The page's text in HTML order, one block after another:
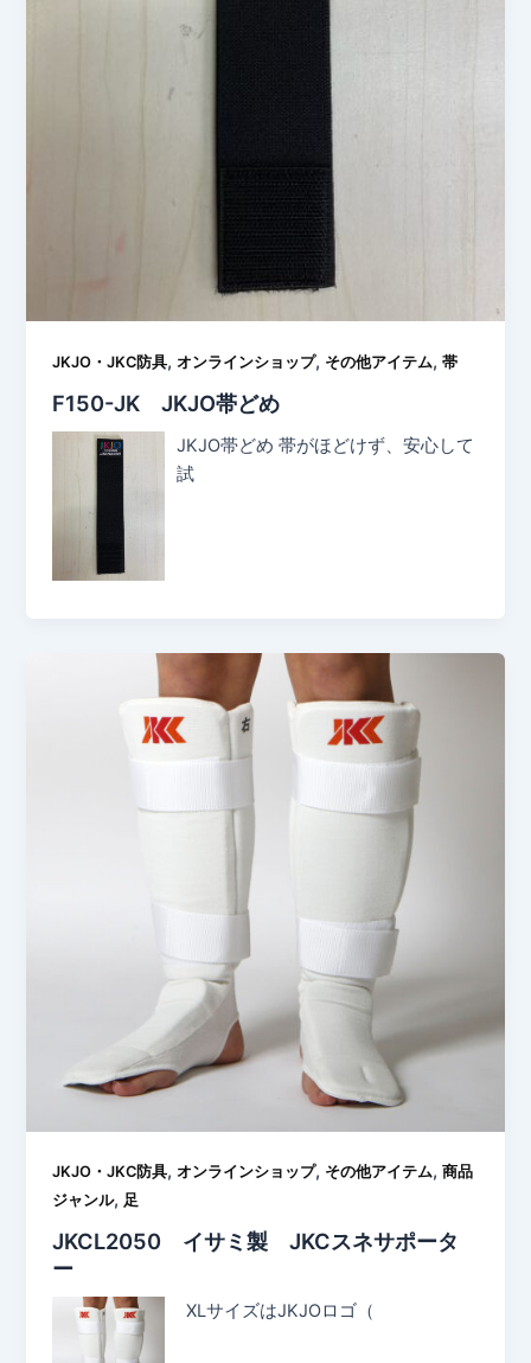
JKJO・JKC防具,オンラインショップ, その他アイテム,帯
F150-JK JKJO帯どめ
JKJO帯どめ 帯がほどけず、安心して
試
JKJO・JKC防具,オンラインショップ, その他アイテム,商品
ジャンル, 足
JKCL2050 イサミ製 JKCスネサポータ
ー
XLサイズはJKJOロゴ（